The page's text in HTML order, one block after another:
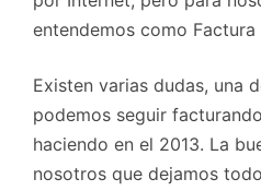
entendemos como
Existen varias dudas, una
podemos seguir
haciendo en el 2013. La
nosotros que dejamos